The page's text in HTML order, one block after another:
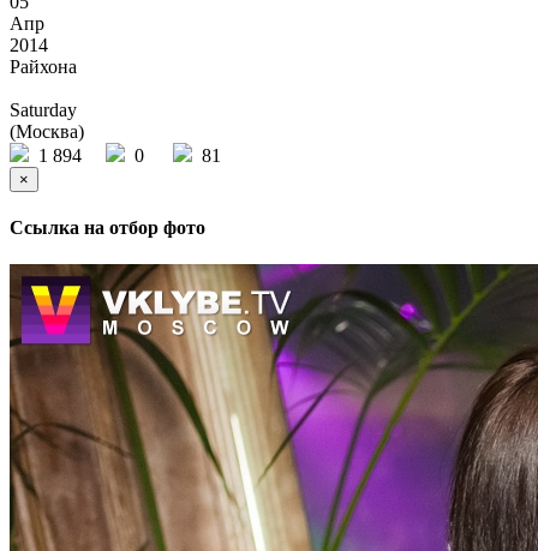
Апр
2014
Райхона
Saturday
(Москва)
1 894
0 81
×
Ссылка на отбор фото